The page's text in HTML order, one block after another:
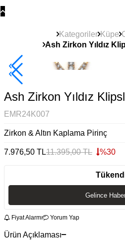
Kategoriler Küpe
Ash Zirkon Yıldız
2+ Ürüne +%10
Ash Zirkon Yıldız
EMR24K007
Zirkon & Altın Kaplama Pirinç
7.976,50 TL11.395,00TL %30
Gelince
Fiyat Alarmı Yorum Yap
Ürün Açıklaması